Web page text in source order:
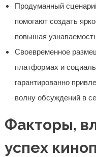
Продуманный
помогают создать
повышая
Своевременное
платформах и
гарантированно
волну обсуждений в
Факторы,
успех